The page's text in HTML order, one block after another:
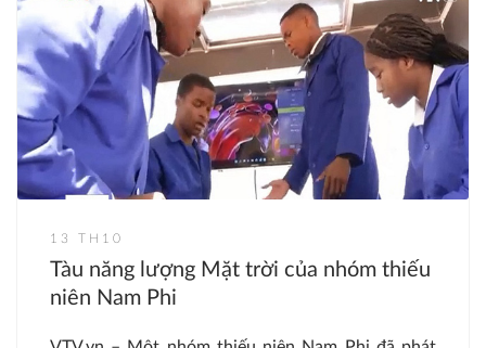
13 TH10
Tàu năng lượng Mặt trời của nhóm thiếu
niên Nam Phi